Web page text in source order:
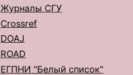
Журналы СГУ
Crossref
DOAJ
ROAD
ЕГПНИ "Белый список"